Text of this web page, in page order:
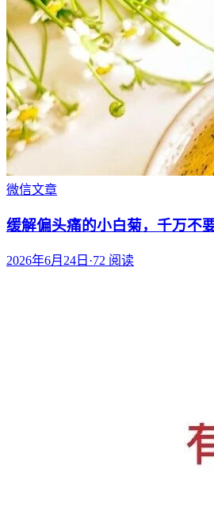
微信文章
缓解偏头痛的小白菊，千万不要
2026年6月24日 ·72 阅读